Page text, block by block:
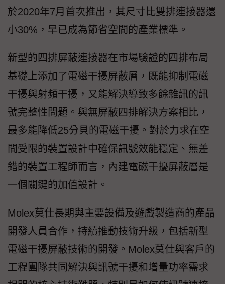
於2020年7月首次推出，其尺寸比雙排連接器還
小30%，早已成為節省空間的產業標準。
新型的四排屏蔽連接器在市場驗證的四排布局
基礎上添加了電磁干擾屏蔽層，既能抑制電磁
干擾與射頻干擾，又能解決導致多餘雜訊的訊
號完整性問題。與無屏蔽四排解決方案相比，
最多能降低25分貝的電磁干擾。對於力求在空
間受限的裝置設計中確保訊號效能穩定、無差
錯的裝置工程師而言，內建電磁干擾屏蔽層是
一個關鍵的加值設計。
Molex莫仕長期與主要設備及遊戲製造商的產品
開發人員合作，持續推動技術升級，包括新型
電磁干擾屏蔽技術的開發。Molex莫仕與客戶的
工程團隊共同解決與訊號干擾和增量功率需求